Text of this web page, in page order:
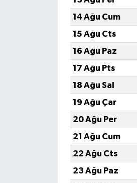
14 Ağu Cum
15 Ağu Cts
16 Ağu Paz
17 Ağu Pts
18 Ağu Sal
19 Ağu Çar
20 Ağu Per
21 Ağu Cum
22 Ağu Cts
23 Ağu Paz